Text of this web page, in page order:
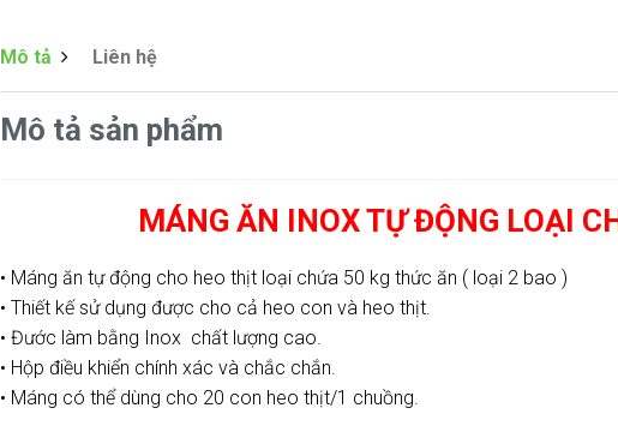
Mô tả Liên hệ
Mô tả sản phẩm
MÁNG ĂN INOX TỰ ĐỘNG LOẠI
• Máng ăn tự động cho heo thịt loại chứa 50 kg thức ăn ( loại 2 bao )
• Thiết kế sử dụng được cho cả heo con và heo thịt.
• Đước làm bằng Inox chất lượng cao.
• Hộp điều khiển chính xác và chắc chắn.
• Máng có thể dùng cho 20 con heo thịt/1 chuồng.